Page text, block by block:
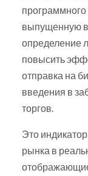
выпущенную в
определение
повысить
отправка на
введения в
торгов.
Это
рынка в